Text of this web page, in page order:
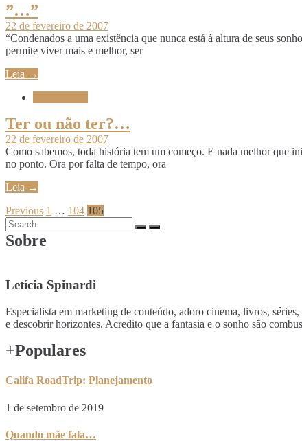
”…”
22 de fevereiro de 2007
“Condenados a uma existência que nunca está à altura de seus
permite viver mais e melhor, ser
Leia →
Ter ou não ter?…
22 de fevereiro de 2007
Como sabemos, toda história tem um começo. E nada melhor que
no ponto. Ora por falta de tempo, ora
Leia →
Previous 1 … 104 105
Sobre
Letícia Spinardi
Especialista em marketing de conteúdo, adoro cinema, livros,
e descobrir horizontes. Acredito que a fantasia e o sonho são
+Populares
Califa RoadTrip: Planejamento
1 de setembro de 2019
Quando mãe fala…